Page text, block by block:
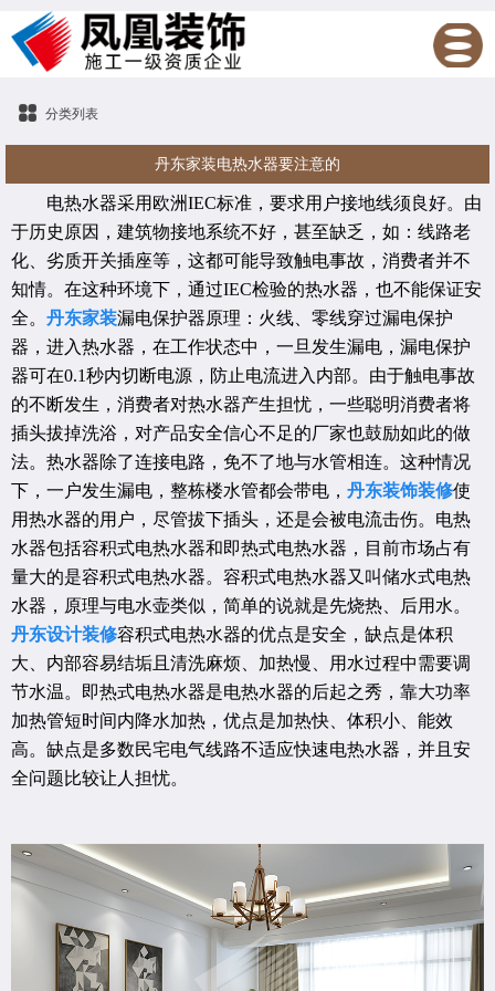
分类列表
丹东家装电热水器要注意的
电热水器采用欧洲IEC标准，要求用户接地线须良好。由
于历史原因，建筑物接地系统不好，甚至缺乏，如：线路老
化、劣质开关插座等，这都可能导致触电事故，消费者并不
知情。在这种环境下，通过IEC检验的热水器，也不能保证安
全。 丹东家装漏电保护器原理：火线、零线穿过漏电保护
器，进入热水器，在工作状态中，一旦发生漏电，漏电保护
器可在0.1秒内切断电源，防止电流进入内部。由于触电事故
的不断发生，消费者对热水器产生担忧，一些聪明消费者将
插头拔掉洗浴，对产品安全信心不足的厂家也鼓励如此的做
法。热水器除了连接电路，免不了地与水管相连。这种情况
下，一户发生漏电，整栋楼水管都会带电， 丹东装饰装修使
用热水器的用户，尽管拔下插头，还是会被电流击伤。电热
水器包括容积式电热水器和即热式电热水器，目前市场占有
量大的是容积式电热水器。容积式电热水器又叫储水式电热
水器，原理与电水壶类似，简单的说就是先烧热、后用水。
丹东设计装修容积式电热水器的优点是安全，缺点是体积
大、内部容易结垢且清洗麻烦、加热慢、用水过程中需要调
节水温。即热式电热水器是电热水器的后起之秀，靠大功率
加热管短时间内降水加热，优点是加热快、体积小、能效
高。缺点是多数民宅电气线路不适应快速电热水器，并且安
全问题比较让人担忧。